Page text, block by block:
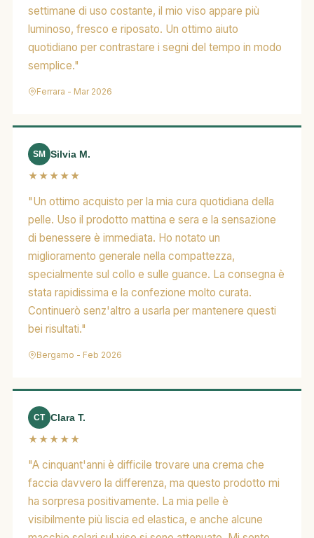
settimane di uso costante, il mio viso appare più
luminoso, fresco e riposato. Un ottimo aiuto
quotidiano per contrastare i segni del tempo in modo
semplice."
Ferrara - Mar 2026
SM Silvia M.
★★★★★
"Un ottimo acquisto per la mia cura quotidiana della
pelle. Uso il prodotto mattina e sera e la sensazione
di benessere è immediata. Ho notato un
miglioramento generale nella compattezza,
specialmente sul collo e sulle guance. La consegna è
stata rapidissima e la confezione molto curata.
Continuerò senz'altro a usarla per mantenere questi
bei risultati."
Bergamo - Feb 2026
CT Clara T.
★★★★★
"A cinquant'anni è difficile trovare una crema che
faccia davvero la differenza, ma questo prodotto mi
ha sorpresa positivamente. La mia pelle è
visibilmente più liscia ed elastica, e anche alcune